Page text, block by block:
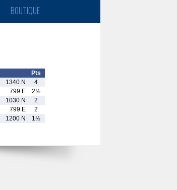
BOUTIQUE
Pts
1340 N
4
799 E
2½
1030 N
2
799 E
2
1200 N
1½